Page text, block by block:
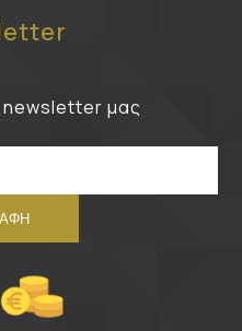
newsletter μας